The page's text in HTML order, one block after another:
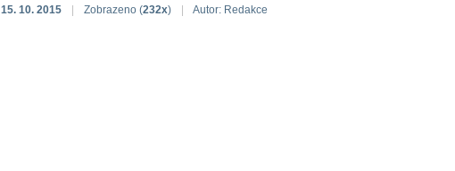
15. 10. 2015 Zobrazeno (232x) Autor: Redakce